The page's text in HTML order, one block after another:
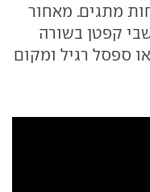
מתגים. מאחור
קפטן בשורה
ספסל רגיל ומקום